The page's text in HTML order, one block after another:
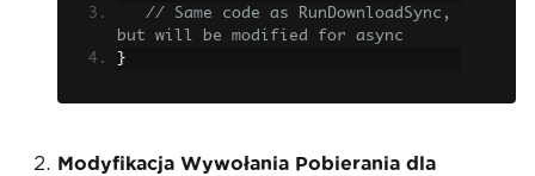
// Same code as RunDownloadSync,
but will be modified for async
}
Modyfikacja Wywołania Pobierania dla